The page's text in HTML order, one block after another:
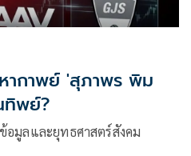
ากาพย์ 'สุภาพร พิม
ทิพย์?
อมูลและยุทธศาสตร์สังคม